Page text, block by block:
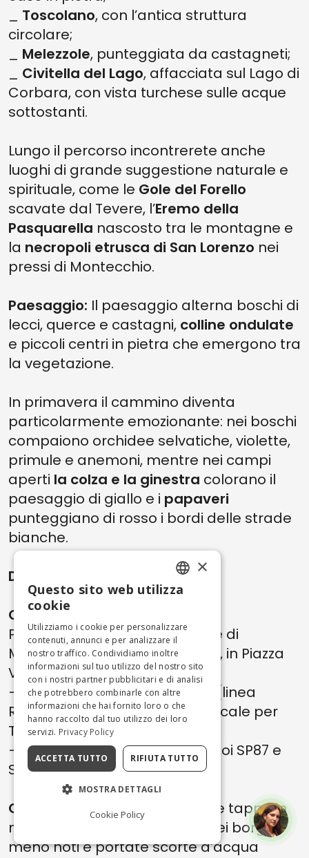
_ Toscolano, con l’antica struttura
circolare;
_ Melezzole, punteggiata da castagneti;
_ Civitella del Lago, affacciata sul Lago di
Corbara, con vista turchese sulle acque
sottostanti.
Lungo il percorso incontrerete anche
luoghi di grande suggestione naturale e
spirituale, come le Gole del Forello
scavate dal Tevere, l’Eremo della
Pasquarella nascosto tra le montagne e
la necropoli etrusca di San Lorenzo nei
pressi di Montecchio.
Paesaggio: Il paesaggio alterna boschi di
lecci, querce e castagni, colline ondulate
e piccoli centri in pietra che emergono tra
la vegetazione.
In primavera il cammino diventa
particolarmente emozionante: nei boschi
compaiono orchidee selvatiche, violette,
primule e anemoni, mentre nei campi
aperti la colza e la ginestra colorano il
paesaggio di giallo e i papaveri
punteggiano di rosso i bordi delle strade
bianche.
Difficoltà
Come arrivare
Partenza da Tenaglie (frazione di
Montecchio, provincia di Terni), in Piazza
Vittorio Emanuele II.
– In treno: stazione di Orvieto
(linea
Roma–Firenze), poi autobus locale per
Tenaglie.
– In auto: A1 uscita Attigliano, poi SP87 e
SP88 fino a destinazione.
Consigli local: Programmate le tappe in
modo flessibile per fermarvi nei borghi
meno noti e portate scorte d’acqua
ENGLISH
ITALIAN
×
Questo sito web utilizza
cookie
Utilizziamo i cookie per personalizzare
contenuti, annunci e per analizzare il
nostro traffico. Condividiamo inoltre
informazioni sul tuo utilizzo del nostro sito
con i nostri partner pubblicitari e di analisi
che potrebbero combinarle con altre
informazioni che hai fornito loro o che
hanno raccolto dal tuo utilizzo dei loro
servizi. Privacy Policy
ACCETTA TUTTO RIFIUTA TUTTO
MOSTRA DETTAGLI
Cookie Policy